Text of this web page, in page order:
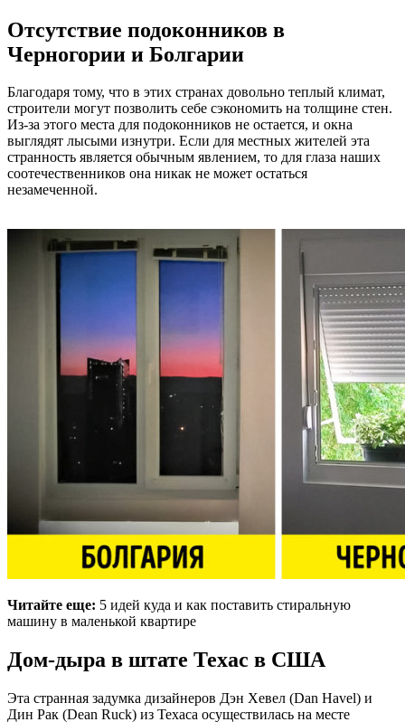
Отсутствие подоконников в
Черногории и Болгарии
Благодаря тому, что в этих странах довольно теплый климат,
строители могут позволить себе сэкономить на толщине стен.
Из-за этого места для подоконников не остается, и окна
выглядят лысыми изнутри. Если для местных жителей эта
странность является обычным явлением, то для глаза наших
соотечественников она никак не может остаться
незамеченной.
Читайте еще: 5 идей куда и как поставить стиральную
машину в маленькой квартире
Дом-дыра в штате Техас в США
Эта странная задумка дизайнеров Дэн Хевел (Dan Havel) и
Дин Рак (Dean Ruck) из Техаса осуществилась на месте